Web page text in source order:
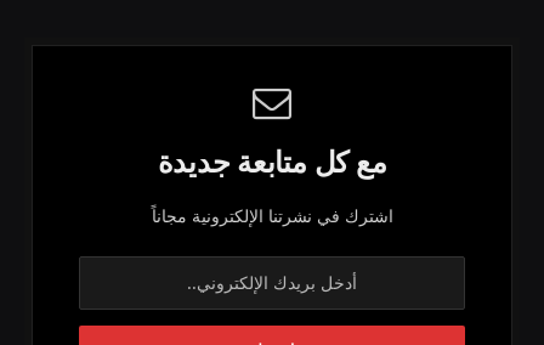
مع كل متابعة جديدة
اشترك في نشرتنا الإلكترونية مجاناً